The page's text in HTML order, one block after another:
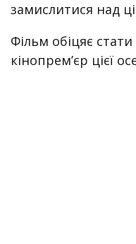
замислитися над
Фільм обіцяє
кінопрем’єр цієї